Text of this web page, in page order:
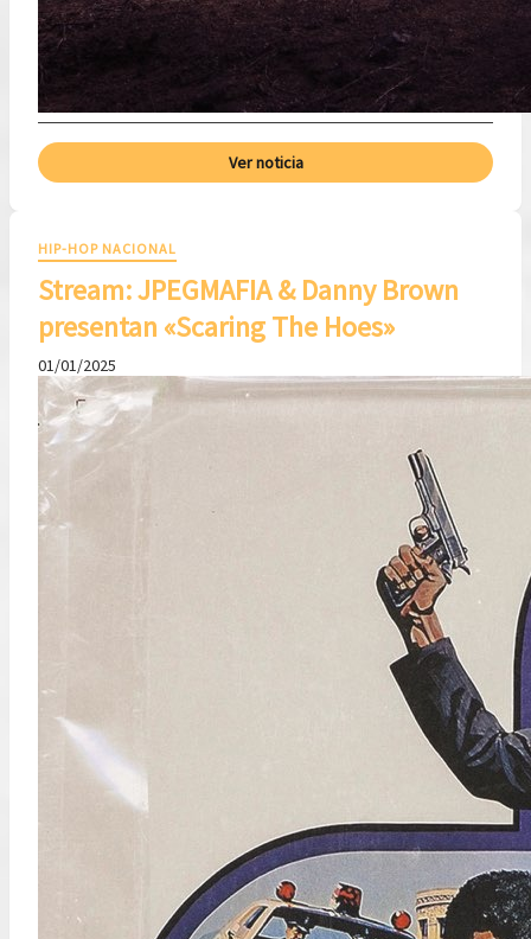
Ver noticia
HIP-HOP NACIONAL
Stream: JPEGMAFIA & Danny Brown
presentan «Scaring The Hoes»
01/01/2025